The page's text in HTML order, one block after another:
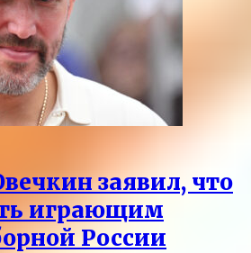
заявил, что
играющим
России